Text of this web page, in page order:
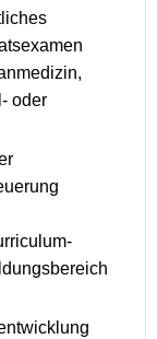
oder